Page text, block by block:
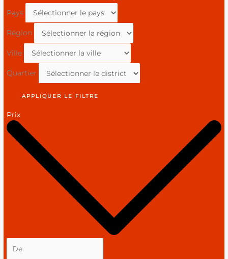
Pays
Région
Ville
Quartier
APPLIQUER LE FILTRE
Prix